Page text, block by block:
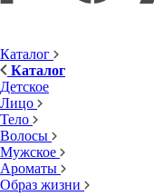
Каталог
Каталог
Детское
Лицо
Тело
Волосы
Мужское
Ароматы
Образ жизни